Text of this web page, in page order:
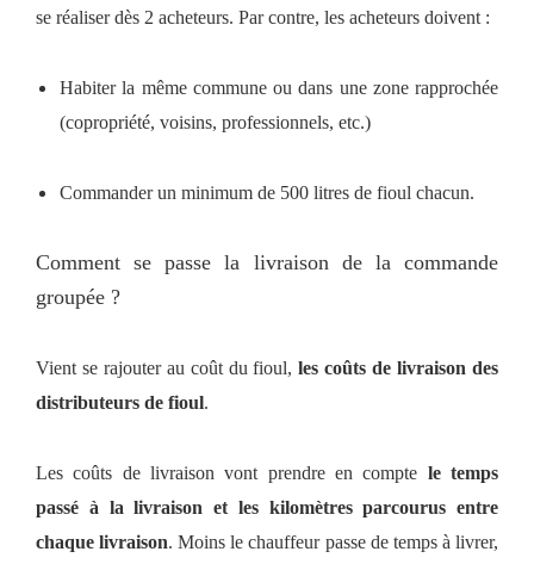
se réaliser dès 2 acheteurs. Par contre, les acheteurs doivent :
Habiter la même commune ou dans une zone rapprochée
(copropriété, voisins, professionnels, etc.)
Commander un minimum de 500 litres de fioul chacun.
Comment se passe la livraison de la commande
groupée ?
Vient se rajouter au coût du fioul,les coûts de livraison des
distributeurs de fioul.
Les coûts de livraison vont prendre en compte le temps
passé à la livraison et les kilomètres parcourus entre
chaque livraison. Moins le chauffeur passe de temps à livrer,